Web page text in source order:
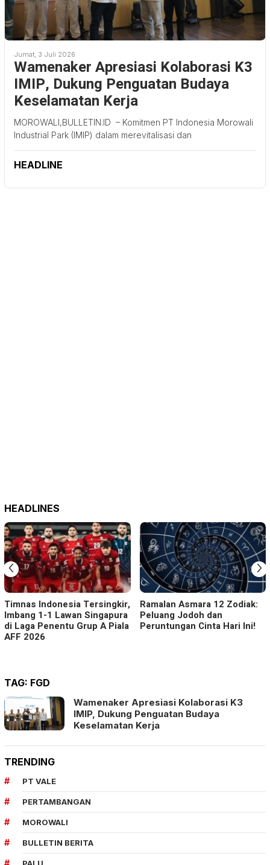
Jumat, 3 Juli 2026
Wamenaker Apresiasi Kolaborasi K3
IMIP, Dukung Penguatan Budaya
Keselamatan Kerja
MOROWALI,BULLETIN.ID – Komitmen PT Indonesia Morowali
Industrial Park (IMIP) dalam merevitalisasi dan
HEADLINE
HEADLINES
Timnas Indonesia Tersingkir,
Imbang 1-1 Lawan Singapura
di Laga Penentu Grup A Piala
AFF 2026
Ramalan Asmara 12 Zodiak:
Peluang Jodoh dan
Peruntungan Cinta Hari Ini!
‹ ›
TAG: FGD
Wamenaker Apresiasi Kolaborasi K3
IMIP, Dukung Penguatan Budaya
Keselamatan Kerja
TRENDING
PT VALE
PERTAMBANGAN
MOROWALI
BULLETIN BERITA